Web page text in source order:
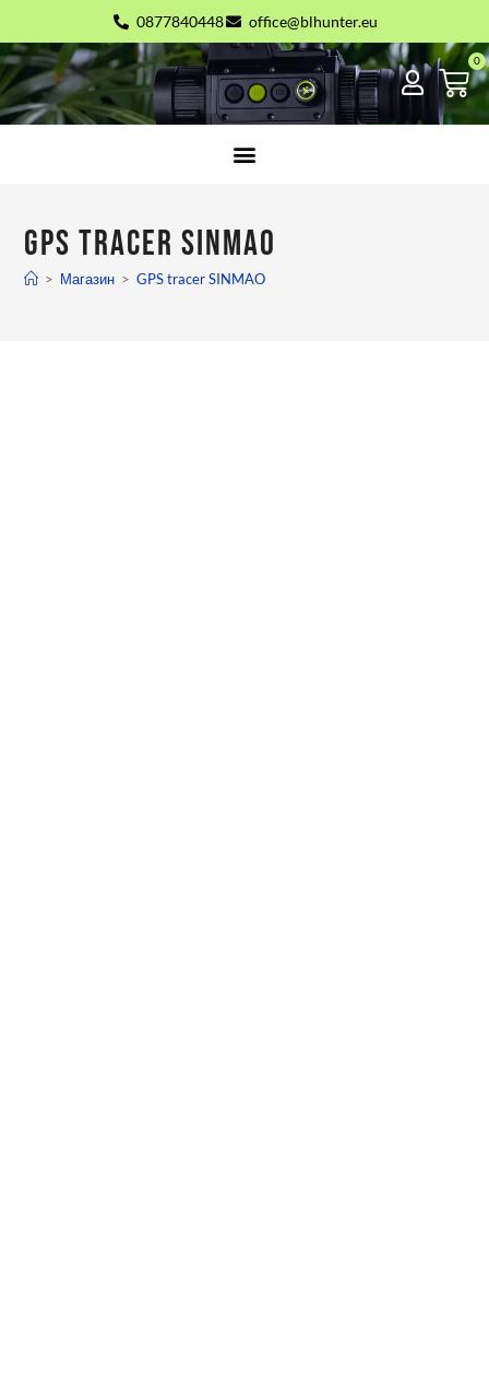
0877840448 office@blhunter.eu
GPS tracer SINMAO
> Магазин > GPS tracer SINMAO